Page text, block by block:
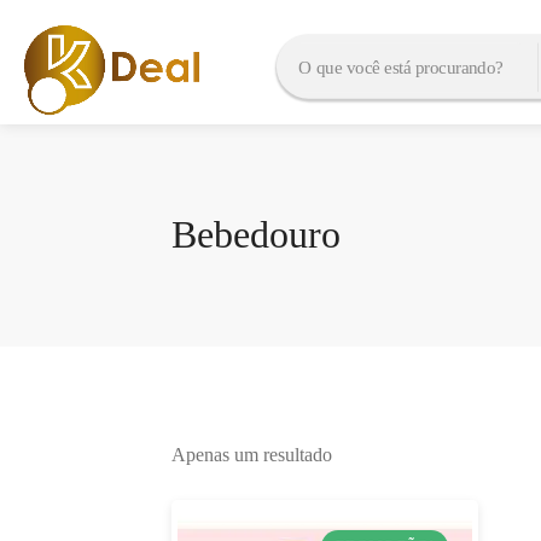
Bebedouro
Apenas um resultado